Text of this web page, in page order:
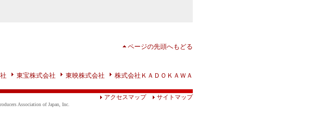
ページの先頭へもどる
東宝株式会社 東映株式会社 株式会社ＫＡＤＯＫＡＷＡ
アクセスマップ サイトマップ
Association of Japan, Inc.